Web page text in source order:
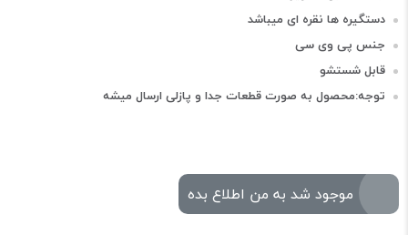
دستگیره ها نقره ای میباشد
جنس پی وی سی
قابل شستشو
توجه:محصول به صورت قطعات جدا و پازلی ارسال میشه
موجود شد به من اطلاع بده